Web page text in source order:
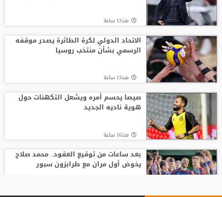
منذ13 ساعة
الاتحاد الدولي لكرة الطائرة يصدر موقفه
الرسمي بشأن منتخب روسيا
منذ13 ساعة
صيصا يحسم أمره ويشعل التكهنات حول
هوية ناديه الجديد
منذ16 ساعة
بعد ساعات من توقيع العقود.. محمد صلاح
يخوض أول مران مع طرابزون سبور